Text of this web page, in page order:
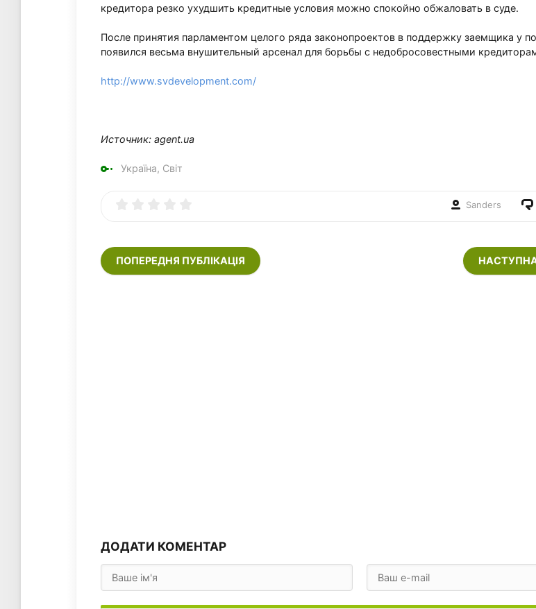
кредитора резко ухудшить кредитные условия можно спокойно обжаловать в суде.
После принятия парламентом целого ряда законопроектов в поддержку заемщика у
появился весьма внушительный арсенал для борьбы с недобросовестными
http://www.svdevelopment.com/
Источник: agent.ua
Україна, Світ
Sanders
ПОПЕРЕДНЯ ПУБЛІКАЦІЯ НАСТУПНА
ДОДАТИ КОМЕНТАР